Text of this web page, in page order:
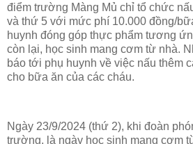
điểm trường Màng Mủ chỉ tổ chức
và thứ 5 với mức phí 10.000 đồng/
huynh đóng góp thực phẩm tương
còn lại, học sinh mang cơm từ nhà.
báo tới phụ huynh về việc nấu thêm
cho bữa ăn của các cháu.
Ngày 23/9/2024 (thứ 2), khi đoàn
trường, là ngày học sinh mang cơm